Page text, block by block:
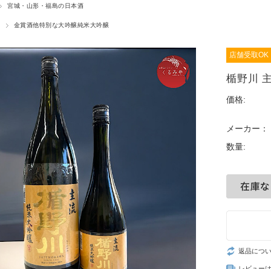
宮城・山形・福島の日本酒
金賞酒他特別な大吟醸純米大吟醸
店舗受取OK
楯野川
価格:
メーカー：
数量:
返品につ